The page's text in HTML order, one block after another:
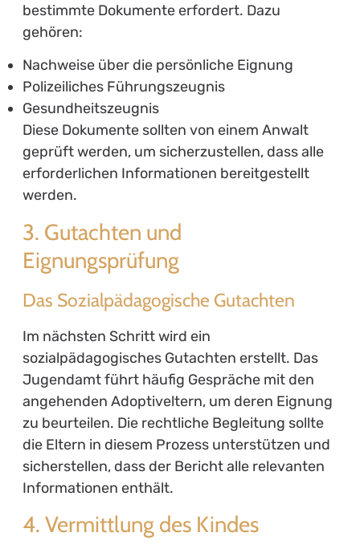
bestimmte Dokumente erfordert. Dazu
gehören:
Nachweise über die persönliche Eignung
Polizeiliches Führungszeugnis
Gesundheitszeugnis
Diese Dokumente sollten von einem Anwalt
geprüft werden, um sicherzustellen, dass alle
erforderlichen Informationen bereitgestellt
werden.
3. Gutachten und
Eignungsprüfung
Das Sozialpädagogische Gutachten
Im nächsten Schritt wird ein
sozialpädagogisches Gutachten erstellt. Das
Jugendamt führt häufig Gespräche mit den
angehenden Adoptiveltern, um deren Eignung
zu beurteilen. Die rechtliche Begleitung sollte
die Eltern in diesem Prozess unterstützen und
sicherstellen, dass der Bericht alle relevanten
Informationen enthält.
4. Vermittlung des Kindes